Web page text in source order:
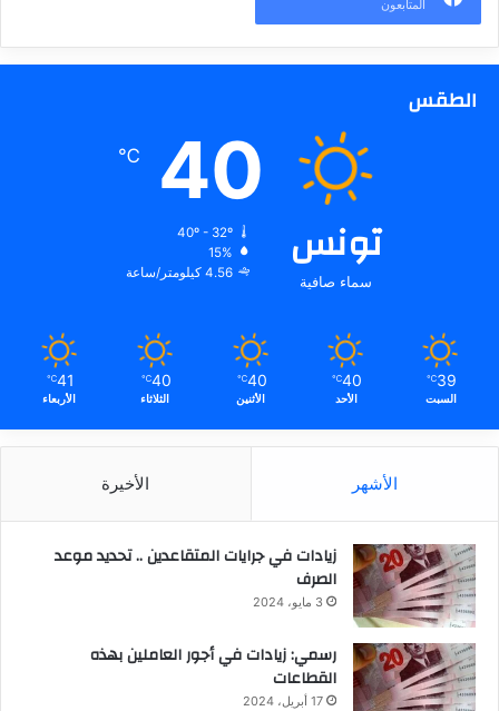
المتابعون
الطقس
تونس
سماء صافية
40
℃
40º - 32º
15%
4.56 كيلومتر/ساعة
39
℃
السبت
40
℃
الأحد
40
℃
الأثنين
40
℃
الثلاثاء
41
℃
الأربعاء
الأشهر الأخيرة
زيادات في جرايات المتقاعدين .. تحديد موعد
الصرف
3 مايو، 2024
رسمي: زيادات في أجور العاملين بهذه
القطاعات
17 أبريل، 2024